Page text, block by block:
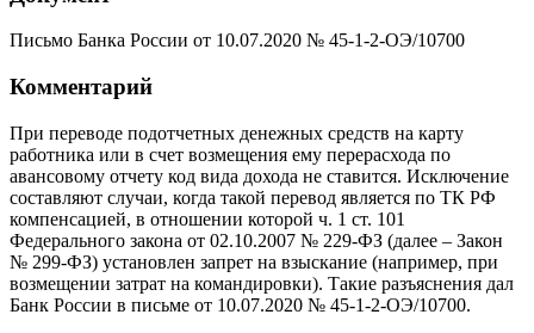
Письмо Банка России от 10.07.2020 № 45-1-2-ОЭ/10700
Комментарий
При переводе подотчетных денежных средств на карту
работника или в счет возмещения ему перерасхода по
авансовому отчету код вида дохода не ставится. Исключение
составляют случаи, когда такой перевод является по ТК РФ
компенсацией, в отношении которой ч. 1 ст. 101
Федерального закона от 02.10.2007 № 229-ФЗ (далее – Закон
№ 299-ФЗ) установлен запрет на взыскание (например, при
возмещении затрат на командировки). Такие разъяснения дал
Банк России в письме от 10.07.2020 № 45-1-2-ОЭ/10700.